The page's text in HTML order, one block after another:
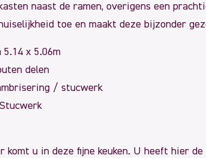
naast de ramen, overigens een
toe en maakt deze bijzonder
5.14 x 5.06m
delen
/ stucwerk
komt u in deze fijne keuken. U heeft hier